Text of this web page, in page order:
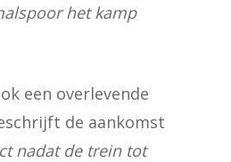
het kamp
een overlevende
de aankomst
nadat de trein tot